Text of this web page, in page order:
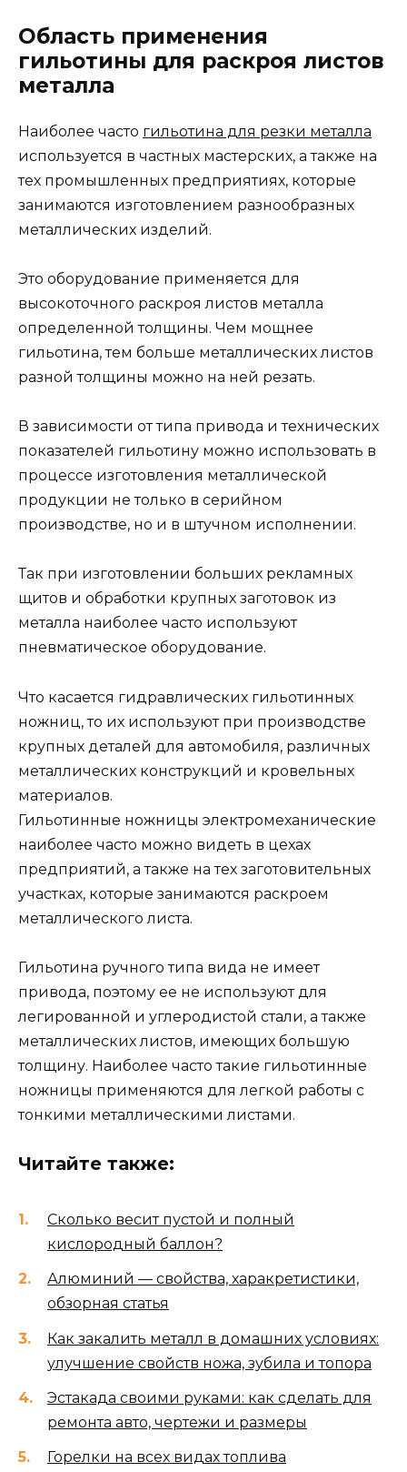
Область применения
гильотины для раскроя листов
металла
Наиболее часто гильотина для резки металла
используется в частных мастерских, а также на
тех промышленных предприятиях, которые
занимаются изготовлением разнообразных
металлических изделий.
Это оборудование применяется для
высокоточного раскроя листов металла
определенной толщины. Чем мощнее
гильотина, тем больше металлических листов
разной толщины можно на ней резать.
В зависимости от типа привода и технических
показателей гильотину можно использовать в
процессе изготовления металлической
продукции не только в серийном
производстве, но и в штучном исполнении.
Так при изготовлении больших рекламных
щитов и обработки крупных заготовок из
металла наиболее часто используют
пневматическое оборудование.
Что касается гидравлических гильотинных
ножниц, то их используют при производстве
крупных деталей для автомобиля, различных
металлических конструкций и кровельных
материалов.
Гильотинные ножницы электромеханические
наиболее часто можно видеть в цехах
предприятий, а также на тех заготовительных
участках, которые занимаются раскроем
металлического листа.
Гильотина ручного типа вида не имеет
привода, поэтому ее не используют для
легированной и углеродистой стали, а также
металлических листов, имеющих большую
толщину. Наиболее часто такие гильотинные
ножницы применяются для легкой работы с
тонкими металлическими листами.
Читайте также:
Сколько весит пустой и полный
кислородный баллон?
Алюминий — свойства, харакретистики,
обзорная статья
Как закалить металл в домашних условиях:
улучшение свойств ножа, зубила и топора
Эстакада своими руками: как сделать для
ремонта авто, чертежи и размеры
Горелки на всех видах топлива